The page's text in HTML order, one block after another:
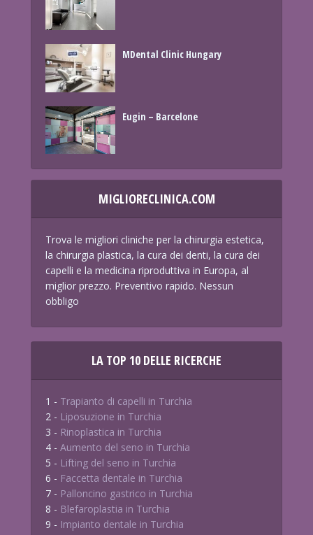
MDental Clinic Hungary
Eugin – Barcelone
MIGLIORECLINICA.COM
Trova le migliori cliniche per la chirurgia estetica,
la chirurgia plastica, la cura dei denti, la cura dei
capelli e la medicina riproduttiva in Europa, al
miglior prezzo. Preventivo rapido. Nessun
obbligo
LA TOP 10 DELLE RICERCHE
1 - Trapianto di capelli in Turchia
2 - Liposuzione in Turchia
3 - Rinoplastica in Turchia
4 - Aumento del seno in Turchia
5 - Lifting del seno in Turchia
6 - Faccetta dentale in Turchia
7 - Palloncino gastrico in Turchia
8 - Blefaroplastia in Turchia
9 - Impianto dentale in Turchia